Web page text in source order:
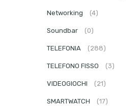
Networking (4)
Soundbar (0)
TELEFONIA (288)
TELEFONO FISSO (3)
VIDEOGIOCHI (21)
SMARTWATCH (17)